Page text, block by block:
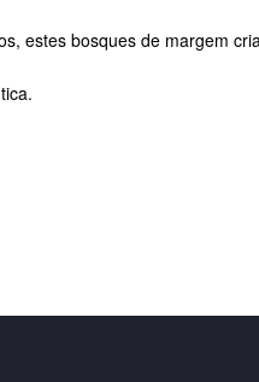
estes bosques de margem